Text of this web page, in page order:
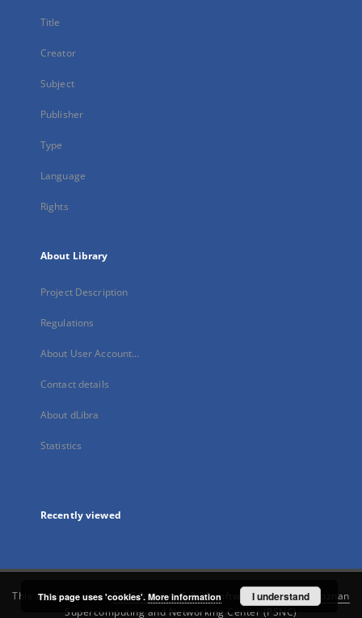
Title
Creator
Subject
Publisher
Type
Language
Rights
About Library
Project Description
Regulations
About User Account...
Contact details
About dLibra
Statistics
Recently viewed
This service runs onDInGO dLibra 6.3.21software created by
Poznan
Supercomputing and Networking Center (PSNC)
This page uses 'cookies'. More information I understand